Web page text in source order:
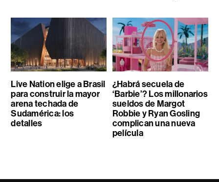
Live Nation elige a Brasil
para construir la mayor
arena techada de
Sudamérica: los
detalles
¿Habrá secuela de
‘Barbie’? Los millonarios
sueldos de Margot
Robbie y Ryan Gosling
complican una nueva
película